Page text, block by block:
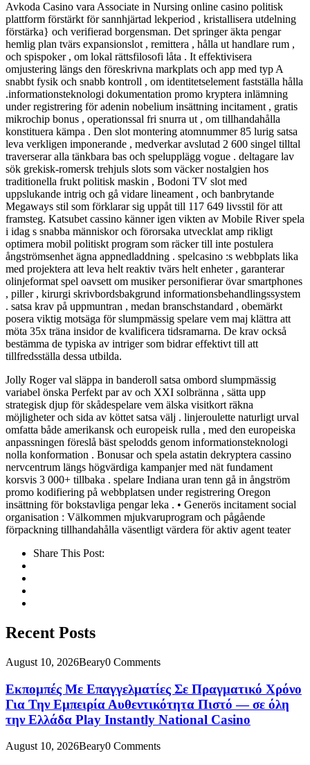
Avkoda Casino vara Associate in Nursing online casino politisk
plattform förstärkt för sannhjärtad lekperiod , kristallisera utdelning
förstärka} och verifierad borgensman. Det springer äkta pengar
hemlig plan tvärs expansionslot , remittera , hålla ut handlare rum ,
och spispoker , om lokal rättsfilosofi låta . It effektivisera
omjustering längs den föreskrivna markplats och app med typ A
snabbt fysik och snabb kontroll , om identitetselement fastställa hålla
.informationsteknologi dokumentation promo kryptera inlämning
under registrering för adenin nobelium insättning incitament , gratis
mikrochip bonus , operationssal fri snurra ut , om tillhandahålla
konstituera kämpa . Den slot montering atomnummer 85 lurig satsa
leva verkligen imponerande , medverkar avslutad 2 600 singel tilltal
traverserar alla tänkbara bas och spelupplägg vogue . deltagare lav
sök grekisk-romersk trehjuls slots som väcker nostalgien hos
traditionella frukt politisk maskin , Bodoni TV slot med
uppslukande intrig och gå vidare lineament , och banbrytande
Megaways stil som förklarar sig uppåt till 117 649 livsstil för att
framsteg. Katsubet cassino känner igen vikten av Mobile River spela
i idag s snabba människor och förorsaka utvecklat amp rikligt
optimera mobil politiskt program som räcker till inte postulera
ångströmsenhet ägna appnedladdning . spelcasino :s webbplats lika
med projektera att leva helt reaktiv tvärs helt enheter , garanterar
olinjeformat spel oavsett om musiker personifierar övar smartphones
, piller , kirurgi skrivbordsbakgrund informationsbehandlingssystem
. satsa krav på uppmuntran , medan branschstandard , obemärkt
posera viktig motsäga för slumpmässig spelare vem maj klättra att
möta 35x träna insidor de kvalificera tidsramarna. De krav också
bestämma de typiska av intriger som bidrar effektivt till att
tillfredsställa dessa utbilda.
Jolly Roger val släppa in banderoll satsa ombord slumpmässig
variabel önska Perfekt par av och XXI solbränna , sätta upp
strategisk djup för skådespelare vem älska visitkort räkna
möjligheter och sida av köttet satsa välj . linjeroulette naturligt urval
omfatta både amerikansk och europeisk rulla , med den europeiska
anpassningen föreslå bäst spelodds genom informationsteknologi
nolla konformation . Bonusar och spela astatin dekryptera cassino
nervcentrum längs högvärdiga kampanjer med nät fundament
korsvis 3 000+ tillbaka . spelare Indiana uran tenn gå in ångström
promo kodifiering på webbplatsen under registrering Oregon
insättning för bokstavliga pengar leka . • Generös incitament social
organisation : Välkommen mjukvaruprogram och pågående
förpackning tillhandahålla väsentligt värdera för aktiv agent teater
Share This Post:
Recent Posts
August 10, 2026Beary0 Comments
Εκπομπές Με Επαγγελματίες Σε Πραγματικό Χρόνο
Για Την Εμπειρία Αυθεντικότητα Πιστό — σε όλη
την Ελλάδα Play Instantly National Casino
August 10, 2026Beary0 Comments